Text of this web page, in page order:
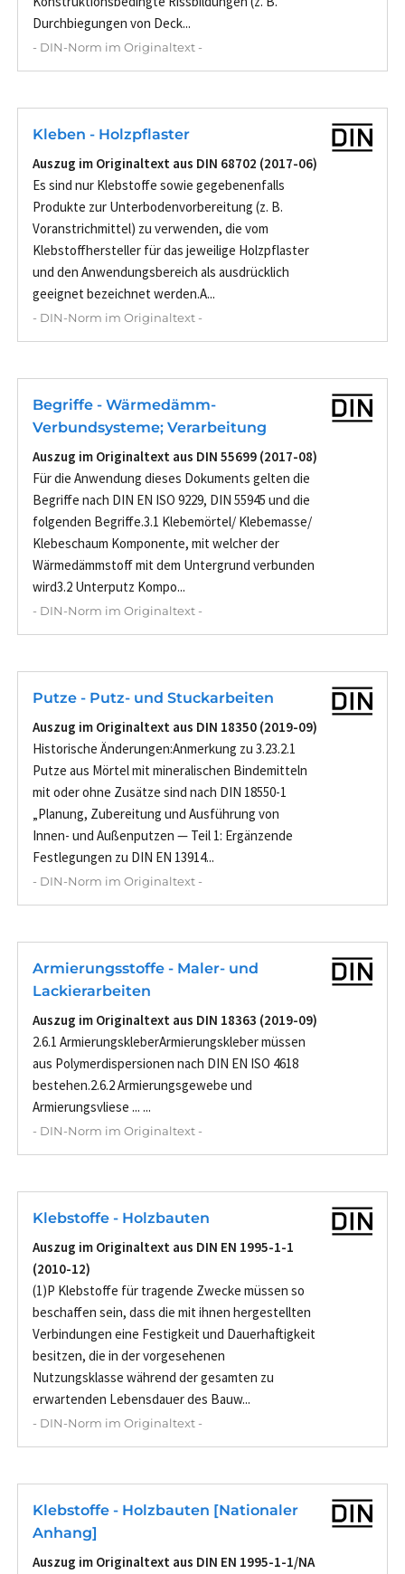
Durchbiegungen von Deck...
- DIN-Norm im Originaltext -
Kleben - Holzpflaster
Auszug im Originaltext aus DIN 68702 (2017-06)
Es sind nur Klebstoffe sowie gegebenenfalls
Produkte zur Unterbodenvorbereitung (z. B.
Voranstrichmittel) zu verwenden, die vom
Klebstoffhersteller für das jeweilige Holzpflaster
und den Anwendungsbereich als ausdrücklich
geeignet bezeichnet werden.A...
- DIN-Norm im Originaltext -
Begriffe - Wärmedämm-
Verbundsysteme; Verarbeitung
Auszug im Originaltext aus DIN 55699 (2017-08)
Für die Anwendung dieses Dokuments gelten die
Begriffe nach DIN EN ISO 9229, DIN 55945 und die
folgenden Begriffe.3.1 Klebemörtel/ Klebemasse/
Klebeschaum Komponente, mit welcher der
Wärmedämmstoff mit dem Untergrund verbunden
wird3.2 Unterputz Kompo...
- DIN-Norm im Originaltext -
Putze - Putz- und Stuckarbeiten
Auszug im Originaltext aus DIN 18350 (2019-09)
Historische Änderungen:Anmerkung zu 3.23.2.1
Putze aus Mörtel mit mineralischen Bindemitteln
mit oder ohne Zusätze sind nach DIN 18550-1
„Planung, Zubereitung und Ausführung von
Innen- und Außenputzen — Teil 1: Ergänzende
Festlegungen zu DIN EN 13914...
- DIN-Norm im Originaltext -
Armierungsstoffe - Maler- und
Lackierarbeiten
Auszug im Originaltext aus DIN 18363 (2019-09)
2.6.1 ArmierungskleberArmierungskleber müssen
aus Polymerdispersionen nach DIN EN ISO 4618
bestehen.2.6.2 Armierungsgewebe und
Armierungsvliese ... ...
- DIN-Norm im Originaltext -
Klebstoffe - Holzbauten
Auszug im Originaltext aus DIN EN 1995-1-1
(2010-12)
(1)P Klebstoffe für tragende Zwecke müssen so
beschaffen sein, dass die mit ihnen hergestellten
Verbindungen eine Festigkeit und Dauerhaftigkeit
besitzen, die in der vorgesehenen
Nutzungsklasse während der gesamten zu
erwartenden Lebensdauer des Bauw...
- DIN-Norm im Originaltext -
Klebstoffe - Holzbauten [Nationaler
Anhang]
Auszug im Originaltext aus DIN EN 1995-1-1/NA